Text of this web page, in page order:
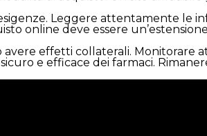
Leggere attentamente le
online deve essere
effetti collaterali.
e efficace dei farmaci.